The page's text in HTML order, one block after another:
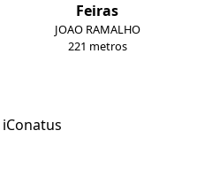
Feiras
JOAO RAMALHO
221 metros
iConatus